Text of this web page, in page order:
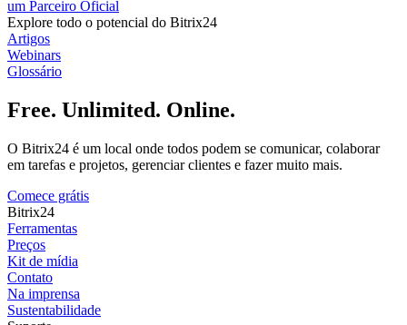
um Parceiro Oficial
Explore todo o potencial do Bitrix24
Artigos
Webinars
Glossário
Free. Unlimited. Online.
O Bitrix24 é um local onde todos podem se comunicar, colaborar
em tarefas e projetos, gerenciar clientes e fazer muito mais.
Comece grátis
Bitrix24
Ferramentas
Preços
Kit de mídia
Contato
Na imprensa
Sustentabilidade